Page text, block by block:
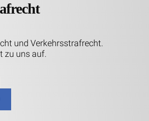
und Verkehrsstrafrecht.
zu uns auf.